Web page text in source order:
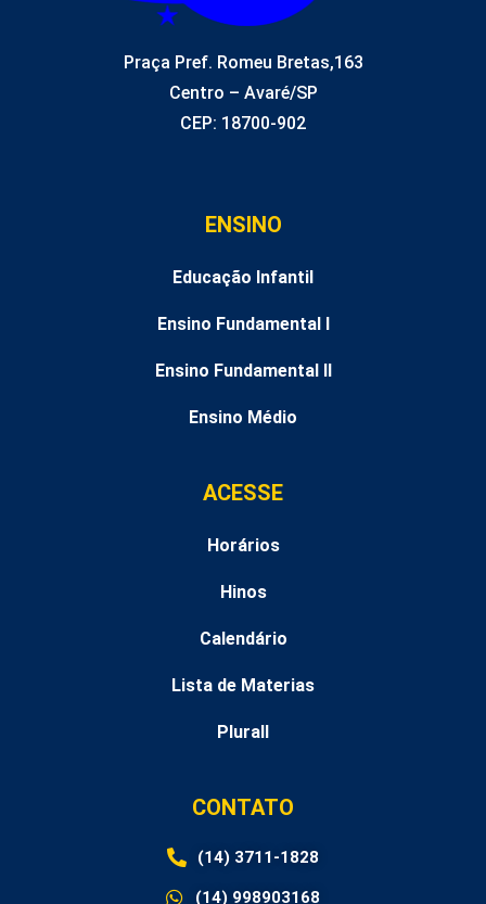
Praça Pref. Romeu Bretas,163
Centro – Avaré/SP
CEP: 18700-902
ENSINO
Educação Infantil
Ensino Fundamental I
Ensino Fundamental II
Ensino Médio
ACESSE
Horários
Hinos
Calendário
Lista de Materias
Plurall
CONTATO
(14) 3711-1828
(14) 998903168